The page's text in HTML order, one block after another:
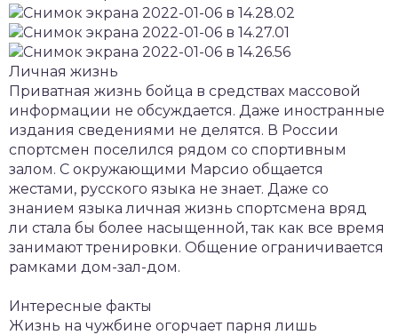
Личная жизнь
Приватная жизнь бойца в средствах массовой
информации не обсуждается. Даже иностранные
издания сведениями не делятся. В России
спортсмен поселился рядом со спортивным
залом. С окружающими Марсио общается
жестами, русского языка не знает. Даже со
знанием языка личная жизнь спортсмена вряд
ли стала бы более насыщенной, так как все время
занимают тренировки. Общение ограничивается
рамками дом-зал-дом.
Интересные факты
Жизнь на чужбине огорчает парня лишь